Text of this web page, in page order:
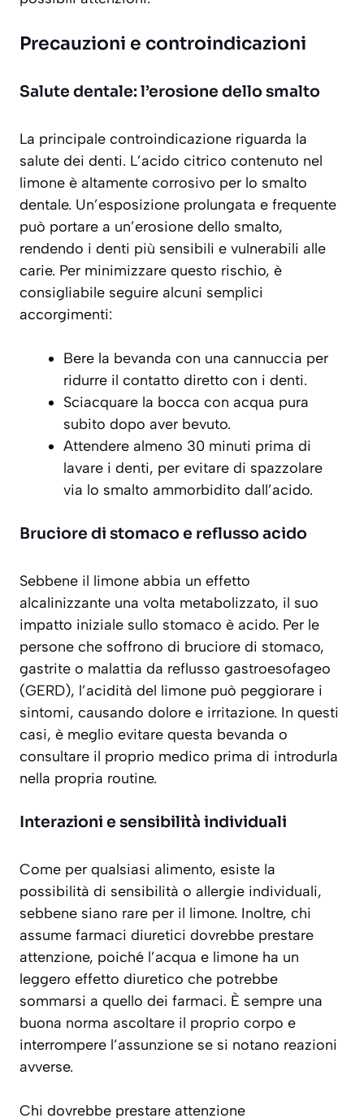
Precauzioni e controindicazioni
Salute dentale: l’erosione dello smalto
La principale controindicazione riguarda la
salute dei denti. L’acido citrico contenuto nel
limone è altamente corrosivo per lo smalto
dentale. Un’esposizione prolungata e frequente
può portare a un’erosione dello smalto,
rendendo i denti più sensibili e vulnerabili alle
carie. Per minimizzare questo rischio, è
consigliabile seguire alcuni semplici
accorgimenti:
Bere la bevanda con una cannuccia per
ridurre il contatto diretto con i denti.
Sciacquare la bocca con acqua pura
subito dopo aver bevuto.
Attendere almeno 30 minuti prima di
lavare i denti, per evitare di spazzolare
via lo smalto ammorbidito dall’acido.
Bruciore di stomaco e reflusso acido
Sebbene il limone abbia un effetto
alcalinizzante una volta metabolizzato, il suo
impatto iniziale sullo stomaco è acido. Per le
persone che soffrono di bruciore di stomaco,
gastrite o malattia da reflusso gastroesofageo
(GERD), l’acidità del limone può peggiorare i
sintomi, causando dolore e irritazione. In questi
casi, è meglio evitare questa bevanda o
consultare il proprio medico prima di introdurla
nella propria routine.
Interazioni e sensibilità individuali
Come per qualsiasi alimento, esiste la
possibilità di sensibilità o allergie individuali,
sebbene siano rare per il limone. Inoltre, chi
assume farmaci diuretici dovrebbe prestare
attenzione, poiché l’acqua e limone ha un
leggero effetto diuretico che potrebbe
sommarsi a quello dei farmaci. È sempre una
buona norma ascoltare il proprio corpo e
interrompere l’assunzione se si notano reazioni
avverse.
Chi dovrebbe prestare attenzione